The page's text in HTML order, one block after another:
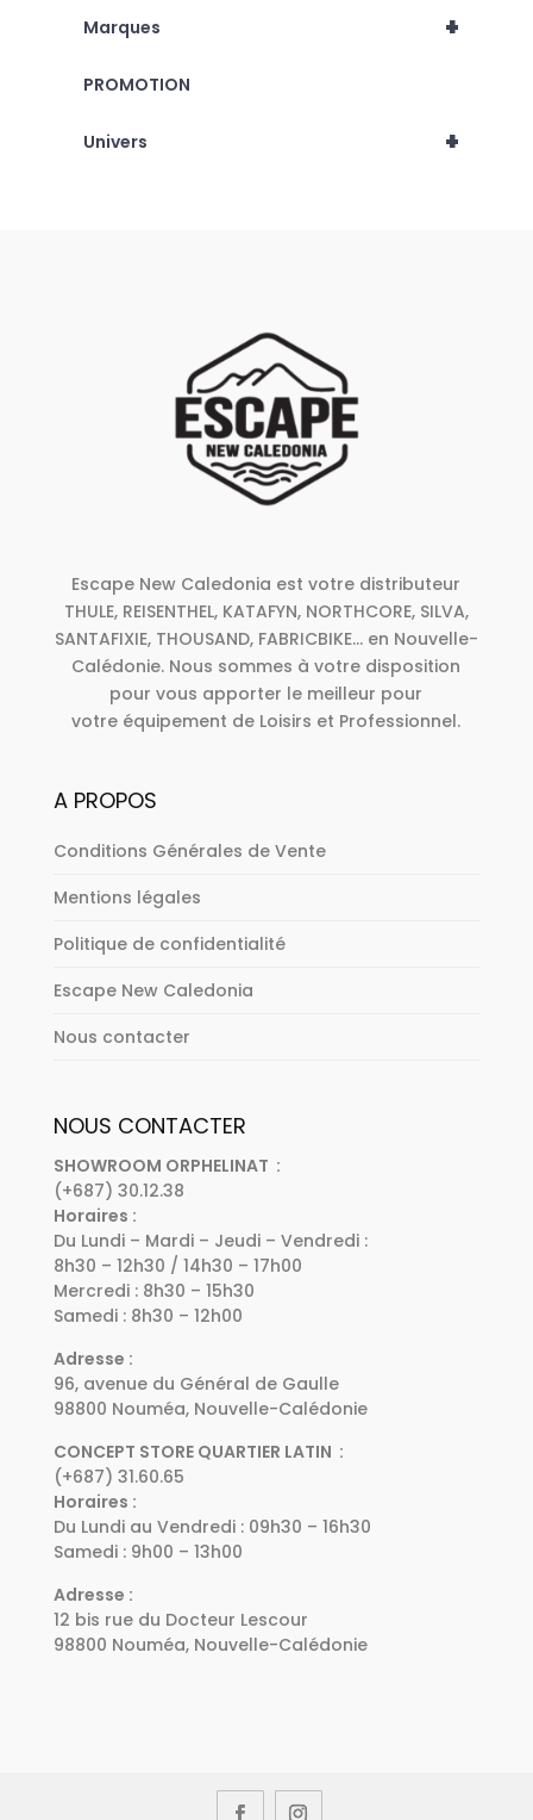
+
Marques
PROMOTION
+
Univers
Escape New Caledonia est votre distributeur
THULE, REISENTHEL, KATAFYN, NORTHCORE, SILVA,
SANTAFIXIE, THOUSAND, FABRICBIKE... en Nouvelle-
Calédonie. Nous sommes à votre disposition
pour vous apporter le meilleur pour
votre équipement de Loisirs et Professionnel.
A PROPOS
Conditions Générales de Vente
Mentions légales
Politique de confidentialité
Escape New Caledonia
Nous contacter
NOUS CONTACTER
SHOWROOM ORPHELINAT :
(+687) 30.12.38
Horaires :
Du Lundi – Mardi – Jeudi – Vendredi :
8h30 – 12h30 / 14h30 – 17h00
Mercredi : 8h30 – 15h30
Samedi : 8h30 – 12h00
Adresse :
96, avenue du Général de Gaulle
98800 Nouméa, Nouvelle-Calédonie
CONCEPT STORE QUARTIER LATIN :
(+687) 31.60.65
Horaires :
Du Lundi au Vendredi : 09h30 – 16h30
Samedi : 9h00 – 13h00
Adresse :
12 bis rue du Docteur Lescour
98800 Nouméa, Nouvelle-Calédonie